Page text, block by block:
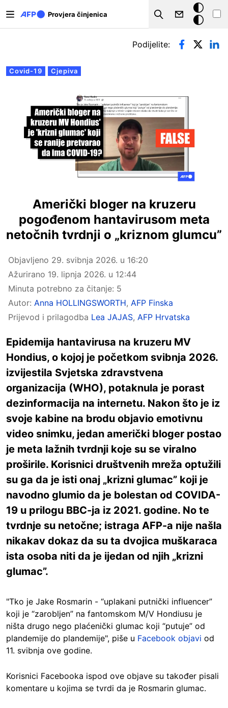
Provjera činjenica
Search
Tamna
pozadina
Primarne oznake
Covid-19 Cjepiva
Podijelite:
Američki bloger na kruzeru
pogođenom hantavirusom meta
netočnih tvrdnji o „kriznom glumcu”
Objavljeno 29. svibnja 2026. u 16:20
Ažurirano 19. lipnja 2026. u 12:44
Minuta potrebno za čitanje: 5
Autor: Anna HOLLINGSWORTH, AFP Finska
Prijevod i prilagodba Lea JAJAS, AFP Hrvatska
Epidemija hantavirusa na kruzeru MV
Hondius, o kojoj je početkom svibnja 2026.
izvijestila Svjetska zdravstvena
organizacija (WHO), potaknula je porast
dezinformacija na internetu. Nakon što je iz
svoje kabine na brodu objavio emotivnu
video snimku, jedan američki bloger postao
je meta lažnih tvrdnji koje su se viralno
proširile. Korisnici društvenih mreža optužili
su ga da je isti onaj „krizni glumac” koji je
navodno glumio da je bolestan od COVIDA-
19 u prilogu BBC-ja iz 2021. godine. No te
tvrdnje su netočne; istraga AFP-a nije našla
nikakav dokaz da su ta dvojica muškaraca
ista osoba niti da je ijedan od njih „krizni
glumac”.
"Tko je Jake Rosmarin - “uplakani putnički influencer”
koji je “zarobljen” na fantomskom M/V Hondiusu je
ništa drugo nego plaćenički glumac koji “putuje” od
plandemije do plandemije", piše u Facebook objavi od
11. svibnja ove godine.
Korisnici Facebooka ispod ove objave su također pisali
komentare u kojima se tvrdi da je Rosmarin glumac.